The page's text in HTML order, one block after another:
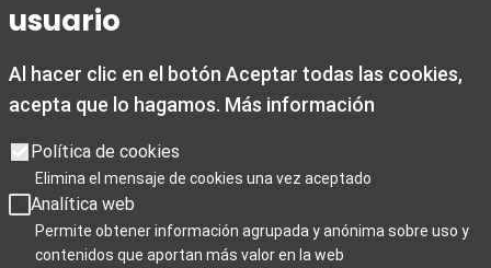
Opening times
Opening hours: Monday to Friday from 9:00 a.m. to 7:00 p.m.
Saturdays 10:00 a.m. to 2 p.m. and 3.30p.m. to 7:00 p.m
Sundays, and public holidays from 10:00 a.m. to 3:00 p.m.
Christmas closing days: December 25th, January 1st, and
January 6th.
usuario
Al hacer clic en el botón Aceptar todas las cookies,
acepta que lo hagamos. Más información
Política de cookies
Elimina el mensaje de cookies una vez aceptado
Analítica web
Permite obtener información agrupada y anónima sobre uso y
contenidos que aportan más valor en la web